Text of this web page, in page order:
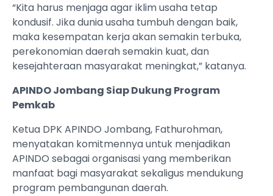
“Kita harus menjaga agar iklim usaha tetap
kondusif. Jika dunia usaha tumbuh dengan baik,
maka kesempatan kerja akan semakin terbuka,
perekonomian daerah semakin kuat, dan
kesejahteraan masyarakat meningkat,” katanya.
APINDO Jombang Siap Dukung Program
Pemkab
Ketua DPK APINDO Jombang, Fathurohman,
menyatakan komitmennya untuk menjadikan
APINDO sebagai organisasi yang memberikan
manfaat bagi masyarakat sekaligus mendukung
program pembangunan daerah.